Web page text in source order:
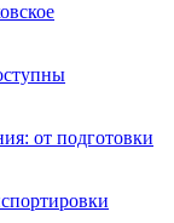
от подготовки